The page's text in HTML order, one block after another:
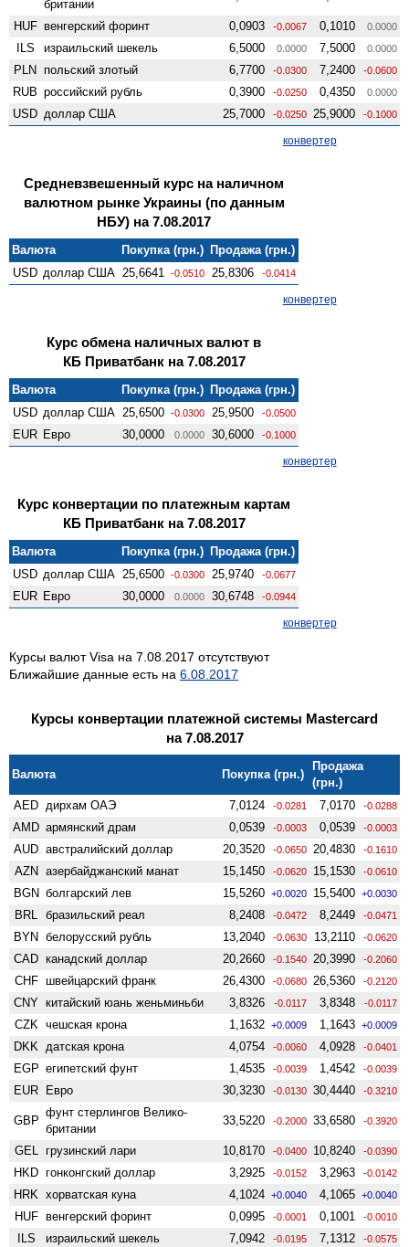
британии
HUF венгерский форинт 0,0903 -0.0067 0,1010 0.0000
ILS израильский шекель 6,5000 0.0000 7,5000 0.0000
PLN польский злотый 6,7700 -0.0300 7,2400 -0.0600
RUB российский рубль 0,3900 -0.0250 0,4350 0.0000
USD доллар США 25,7000 -0.0250 25,9000 -0.1000
конвертер
Средневзвешенный курс на наличном
валютном рынке Украины (по данным
НБУ) на 7.08.2017
Валюта Покупка (грн.) Продажа (грн.)
USD доллар США 25,6641 -0.0510 25,8306 -0.0414
конвертер
Курс обмена наличных валют в
КБ Приватбанк на 7.08.2017
Валюта Покупка (грн.) Продажа (грн.)
USD доллар США 25,6500 -0.0300 25,9500 -0.0500
EUR Евро 30,0000 0.0000 30,6000 -0.1000
конвертер
Курс конвертации по платежным картам
КБ Приватбанк на 7.08.2017
Валюта Покупка (грн.) Продажа (грн.)
USD доллар США 25,6500 -0.0300 25,9740 -0.0677
EUR Евро 30,0000 0.0000 30,6748 -0.0944
конвертер
Курсы валют Visa на 7.08.2017 отсутствуют
Ближайшие данные есть на 6.08.2017
Курсы конвертации платежной системы Mastercard
на 7.08.2017
Валюта Покупка (грн.)
Продажа
(грн.)
AED дирхам ОАЭ 7,0124 -0.0281 7,0170 -0.0288
AMD армянский драм 0,0539 -0.0003 0,0539 -0.0003
AUD австралийский доллар 20,3520 -0.0650 20,4830 -0.1610
AZN азербайджанский манат 15,1450 -0.0620 15,1530 -0.0610
BGN болгарский лев 15,5260 +0.0020 15,5400 +0.0030
BRL бразильский реал 8,2408 -0.0472 8,2449 -0.0471
BYN белорусский рубль 13,2040 -0.0630 13,2110 -0.0620
CAD канадский доллар 20,2660 -0.1540 20,3990 -0.2060
CHF швейцарский франк 26,4300 -0.0680 26,5360 -0.2120
CNY китайский юань женьминьби 3,8326 -0.0117 3,8348 -0.0117
CZK чешская крона 1,1632 +0.0009 1,1643 +0.0009
DKK датская крона 4,0754 -0.0060 4,0928 -0.0401
EGP египетский фунт 1,4535 -0.0039 1,4542 -0.0039
EUR Евро 30,3230 -0.0130 30,4440 -0.3210
GBP
фунт стерлингов Велико­
британии
33,5220 -0.2000 33,6580 -0.3920
GEL грузинский лари 10,8170 -0.0400 10,8240 -0.0390
HKD гонконгский доллар 3,2925 -0.0152 3,2963 -0.0142
HRK хорватская куна 4,1024 +0.0040 4,1065 +0.0040
HUF венгерский форинт 0,0995 -0.0001 0,1001 -0.0010
ILS израильский шекель 7,0942 -0.0195 7,1312 -0.0575